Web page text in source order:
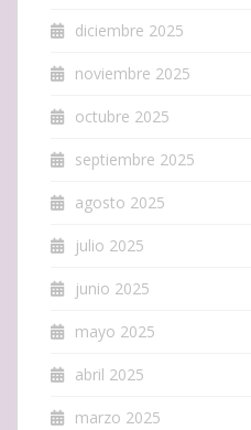
diciembre 2025
noviembre 2025
octubre 2025
septiembre 2025
agosto 2025
julio 2025
junio 2025
mayo 2025
abril 2025
marzo 2025